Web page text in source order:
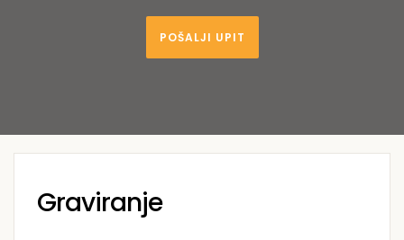
POŠALJI UPIT
Graviranje